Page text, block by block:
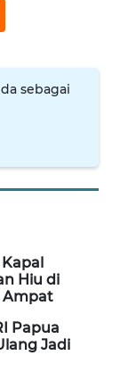
sebagai
Hiu di
Ampat
Papua
Jadi